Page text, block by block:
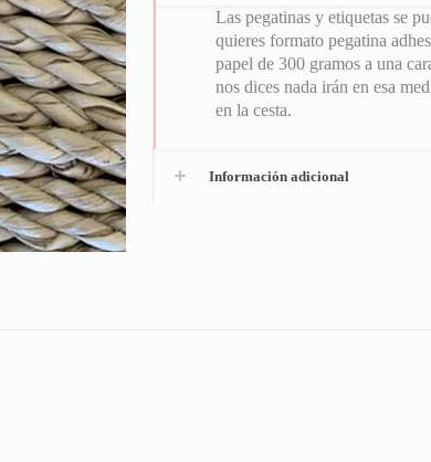
Las pegatinas y etiquetas se
quieres formato pegatina
papel de 300 gramos a una
nos dices nada irán en esa
en la cesta.
Información adicional